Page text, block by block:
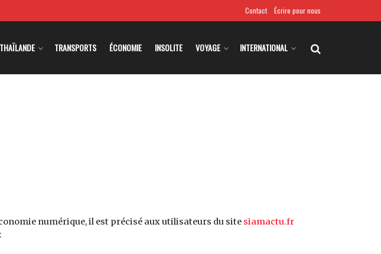
Contact Écrire pour nous
TRANSPORTS ÉCONOMIE INSOLITE VOYAGE INTERNATIONAL
numérique, il est précisé aux utilisateurs du site siamactu.fr